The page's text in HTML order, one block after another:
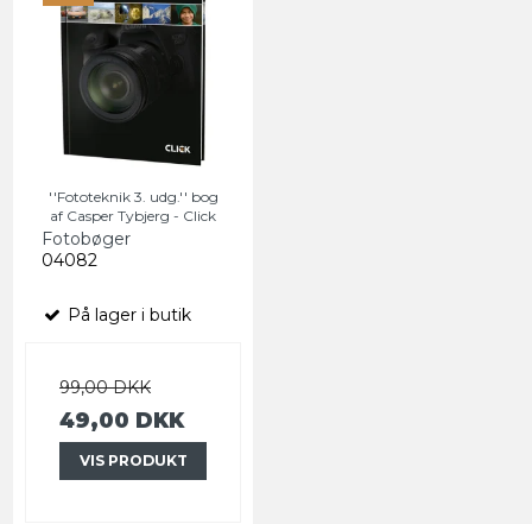
''Fototeknik 3. udg.'' bog
af Casper Tybjerg - Click
Fotobøger
04082
På lager i butik
99,00 DKK
49,00 DKK
VIS PRODUKT